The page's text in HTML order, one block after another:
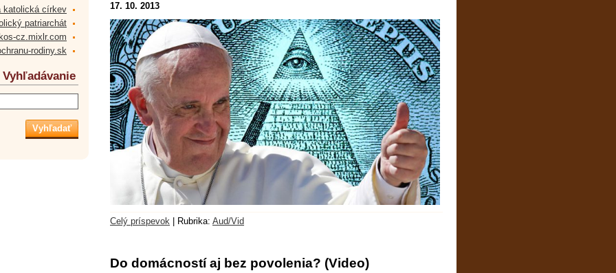
17. 10. 2013
Celý príspevok Rubrika: Aud/Vid
Do domácností aj bez povolenia? (Video)
katolická církev
patriarchát
cz.mixlr.com
rodiny.sk
Vyhľadávanie